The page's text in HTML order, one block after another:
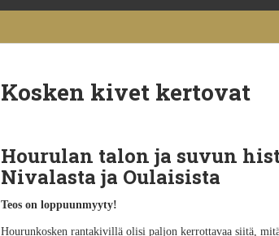
Kosken kivet kertovat
Hourulan talon ja suvun
Nivalasta ja Oulaisista
Teos on loppuunmyyty!
Hourunkosken rantakivillä olisi paljon kerrottavaa siitä,